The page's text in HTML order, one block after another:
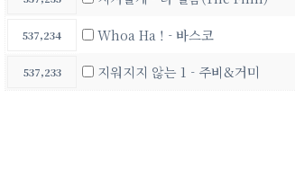
537,234 Whoa Ha ! - 바스코
537,233 지워지지 않는 1 - 주비&거미